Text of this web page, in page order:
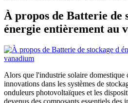
À propos de Batterie de
énergie entièrement au
Alors que l'industrie solaire domestique
innovations dans les systèmes de
onduleurs photovoltaïques et les